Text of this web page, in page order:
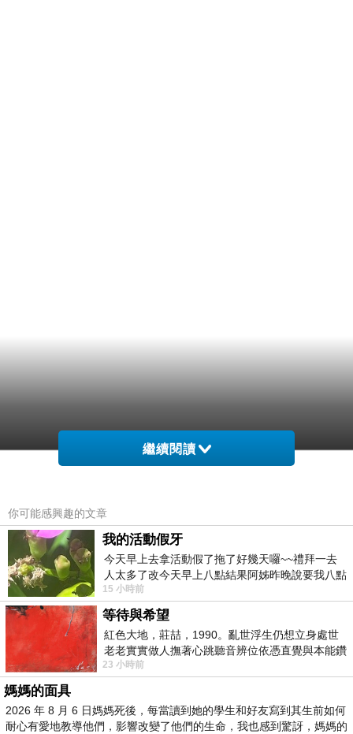
繼續閱讀
你可能感興趣的文章
我的活動假牙
今天早上去拿活動假了拖了好幾天囉~~禮拜一去
人太多了改今天早上八點結果阿姊昨晚說要我八點
去西螺農會~回到莿桐都8點半多了
15 小時前
等待與希望
紅色大地，莊喆，1990。亂世浮生仍想立身處世
老老實實做人撫著心跳聽音辨位依憑直覺與本能鑽
向裂隙的亮處探索另一個心聲另一個共鳴的
23 小時前
媽媽的面具
2026 年 8 月 6 日媽媽死後，每當讀到她的學生和好友寫到其生前如何
耐心有愛地教導他們，影響改變了他們的生命，我也感到驚訝，媽媽的